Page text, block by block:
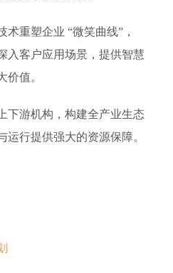
术重塑企业 “微笑曲线”，
入客户应用场景，提供智慧
价值。
下游机构，构建全产业生态
运行提供强大的资源保障。